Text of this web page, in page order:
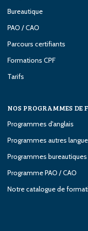
Bureautique
PAO / CAO
Parcours certifiants
Formations CPF
Tarifs
NOS PROGRAMMES DE
Programmes d'anglais
Programmes autres
Programmes bureautiques
Programme PAO / CAO
Notre catalogue de